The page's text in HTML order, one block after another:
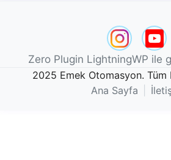
Zero Plugin LightningWP ile
2025 Emek Otomasyon. Tüm
Ana Sayfa